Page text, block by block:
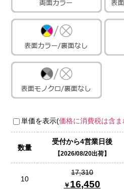
単価を表示(価格に消費税は含
数量
受付から4営業日後
2026/08/20出荷
10
17,310
16,450